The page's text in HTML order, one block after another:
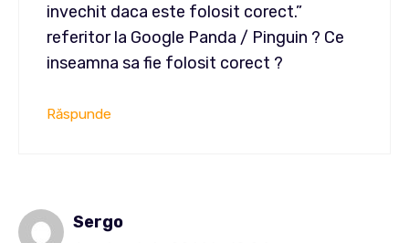
invechit daca este folosit corect.”
referitor la Google Panda / Pinguin ? Ce
inseamna sa fie folosit corect ?
Răspunde
Sergo